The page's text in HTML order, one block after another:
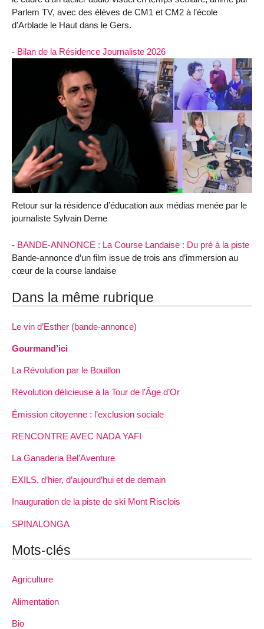
Parlem TV, avec des élèves de CM1 et CM2 à l’école
d’Arblade le Haut dans le Gers.
- Bilan de la Résidence Journaliste 2026
Retour sur la résidence d’éducation aux médias menée par le
journaliste Sylvain Derne
- BANDE-ANNONCE : La Course Landaise : Du pré à la piste
Bande-annonce d’un film issue de trois ans d’immersion au
cœur de la course landaise
Dans la même rubrique
Le vin d’Esther (bande-annonce)
Gourmand’ici
La Révolution par le Bouillon
Révolution délicieuse à la Tour de l’Âge d’Or
Émission citoyenne : l’exclusion sociale
RENCONTRE AVEC NADA YAFI
La Ganaderia Bel’Aventure
EXILS, d’hier, d’aujourd’hui et de demain
Inauguration de la piste de ski Mont Risclois
SPINALONGA
Mots-clés
Agriculture
Alimentation
Bio